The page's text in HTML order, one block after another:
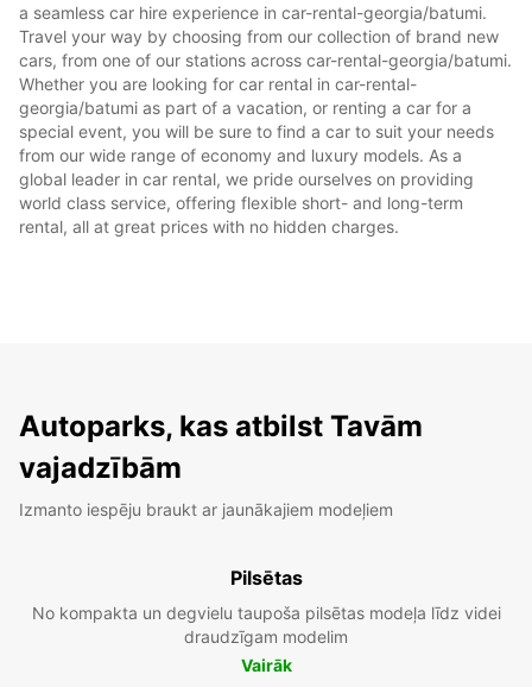
a seamless car hire experience in car-rental-georgia/batumi.
Travel your way by choosing from our collection of brand new
cars, from one of our stations across car-rental-georgia/batumi.
Whether you are looking for car rental in car-rental-
georgia/batumi as part of a vacation, or renting a car for a
special event, you will be sure to find a car to suit your needs
from our wide range of economy and luxury models. As a
global leader in car rental, we pride ourselves on providing
world class service, offering flexible short- and long-term
rental, all at great prices with no hidden charges.
Autoparks, kas atbilst Tavām
vajadzībām
Izmanto iespēju braukt ar jaunākajiem modeļiem
Pilsētas
No kompakta un degvielu taupoša pilsētas modeļa līdz videi
draudzīgam modelim
Vairāk